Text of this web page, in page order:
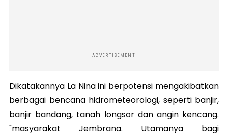
ADVERTISEMENT
Dikatakannya La Nina ini berpotensi mengakibatkan
berbagai bencana hidrometeorologi, seperti banjir,
banjir bandang, tanah longsor dan angin kencang.
"masyarakat Jembrana. Utamanya bagi